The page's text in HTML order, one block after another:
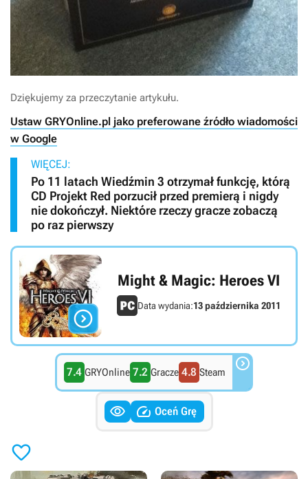
Dziękujemy za przeczytanie artykułu.
Ustaw GRYOnline.pl jako preferowane źródło wiadomości
w Google
WIĘCEJ:
Po 11 latach Wiedźmin 3 otrzymał funkcję, którą
CD Projekt Red porzucił przed premierą i nigdy
nie dokończył. Niektóre rzeczy gracze zobaczą
po raz pierwszy

Might & Magic: Heroes VI
Data wydania:13 października 2011
7.4 GRYOnline 7.2 Gracze 4.8 Steam 
  Oceń Grę
